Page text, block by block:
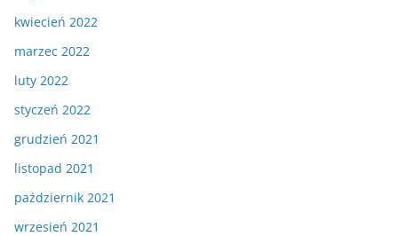
kwiecień 2022
marzec 2022
luty 2022
styczeń 2022
grudzień 2021
listopad 2021
październik 2021
wrzesień 2021